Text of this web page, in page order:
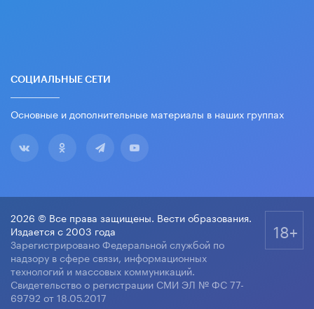
СОЦИАЛЬНЫЕ СЕТИ
Основные и дополнительные материалы в наших группах
2026 © Все права защищены. Вести образования.
Издается с 2003 года
Зарегистрировано Федеральной службой по
надзору в сфере связи, информационных
технологий и массовых коммуникаций.
Свидетельство о регистрации СМИ ЭЛ № ФС 77-
69792 от 18.05.2017
18+